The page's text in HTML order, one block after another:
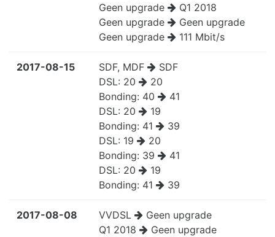
Geen upgrade
Q1 2018
Geen upgrade
Geen upgrade
Geen upgrade
111 Mbit/s
2017-08-15 SDF, MDF
SDF
DSL: 20
20
Bonding: 40
41
DSL: 20
19
Bonding: 41
39
DSL: 19
20
Bonding: 39
41
DSL: 20
19
Bonding: 41 39
2017-08-08 VVDSL
Geen upgrade
Q1 2018
Geen upgrade